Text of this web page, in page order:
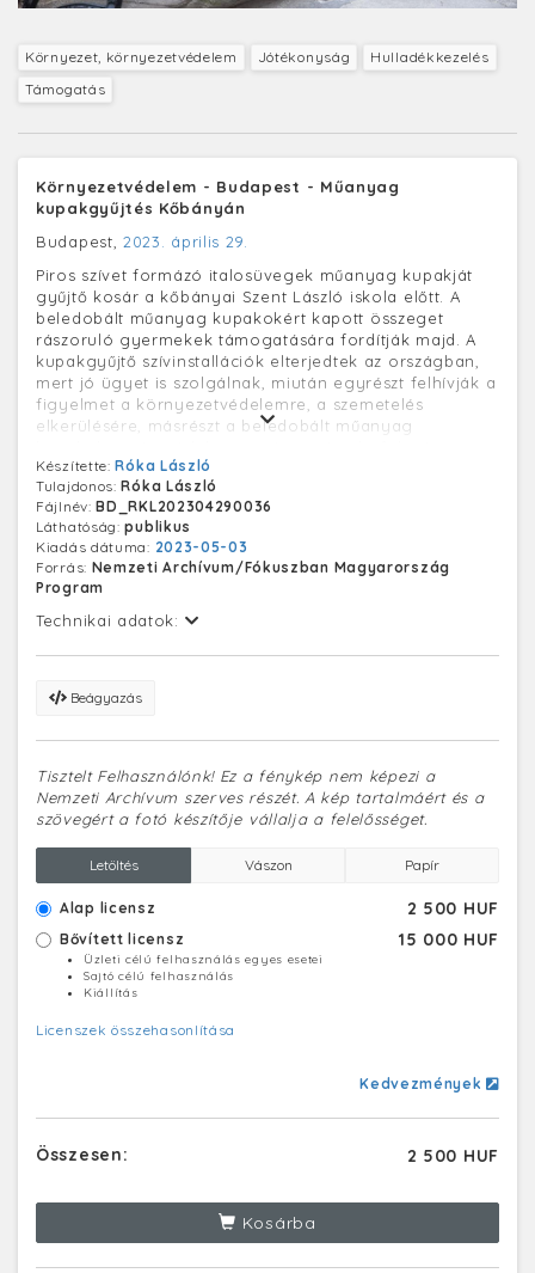
Környezet, környezetvédelem Jótékonyság
Hulladékkezelés
Támogatás
Környezetvédelem - Budapest - Műanyag
kupakgyűjtés Kőbányán
Budapest, 2023. április 29.
Piros szívet formázó italosüvegek műanyag kupakját
gyűjtő kosár a kőbányai Szent László iskola előtt. A
beledobált műanyag kupakokért kapott összeget
rászoruló gyermekek támogatására fordítják majd. A
kupakgyűjtő szívinstallációk elterjedtek az országban,
mert jó ügyet is szolgálnak, miután egyrészt felhívják a
figyelmet a környezetvédelemre, a szemetelés
elkerülésére, másrészt a beledobált műanyag
valamilyen jótékony célra fordítani.
Készítette:Róka László
Tulajdonos:Róka László
Fájlnév:BD_RKL202304290036
Láthatóság:publikus
Kiadás dátuma: 2023-05-03
Forrás: Nemzeti Archívum/Fókuszban Magyarország
Program
Technikai adatok:
Beágyazás
Tisztelt Felhasználónk! Ez a fénykép nem képezi a
Nemzeti Archívum szerves részét. A kép tartalmáért és a
szövegért a fotó készítője vállalja a felelősséget.
Letöltés Vászon Papír
Alap licensz 2 500 HUF
Bővített licensz 15 000 HUF
Üzleti célú felhasználás egyes esetei
Sajtó célú felhasználás
Kiállítás
Licenszek összehasonlítása
Kedvezmények
Összesen: 2 500 HUF
Kosárba